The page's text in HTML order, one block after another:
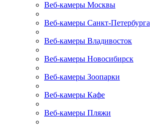
Веб-камеры Москвы
Веб-камеры Санкт-Петербурга
Веб-камеры Владивосток
Веб-камеры Новосибирск
Веб-камеры Зоопарки
Веб-камеры Кафе
Веб-камеры Пляжи